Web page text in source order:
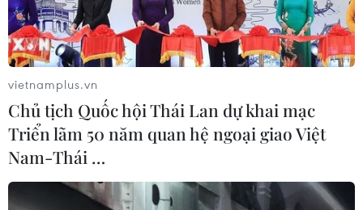
luận tiến độ thực thi quy tắc xuất xứ theo HS mới.
vietnamplus.vn
Chủ tịch Quốc hội Thái Lan dự khai mạc
Triển lãm 50 năm quan hệ ngoại giao Việt
Nam-Thái …